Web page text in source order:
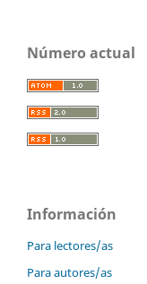
Número actual
Información
Para lectores/as
Para autores/as